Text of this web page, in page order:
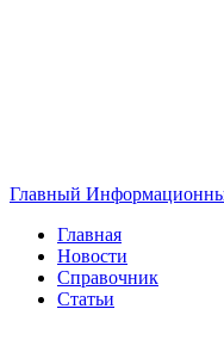
Главный
Главная
Новости
Справочник
Статьи